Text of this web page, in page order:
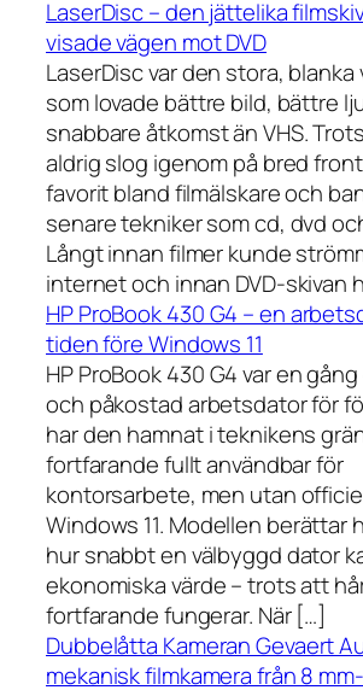
LaserDisc – den jättelika
visade vägen mot DVD
LaserDisc var den stora, blanka
som lovade bättre bild, bättre
snabbare åtkomst än VHS.
aldrig slog igenom på bred
favorit bland filmälskare och
senare tekniker som cd, dvd
Långt innan filmer kunde
internet och innan DVD-skivan
HP ProBook 430 G4 – en
tiden före Windows 11
HP ProBook 430 G4 var en
och påkostad arbetsdator för
har den hamnat i teknikens
fortfarande fullt användbar för
kontorsarbete, men utan
Windows 11. Modellen berättar
hur snabbt en välbyggd dator
ekonomiska värde – trots att
fortfarande fungerar. När […]
Dubbelåtta Kameran Gevaert
mekanisk filmkamera från 8